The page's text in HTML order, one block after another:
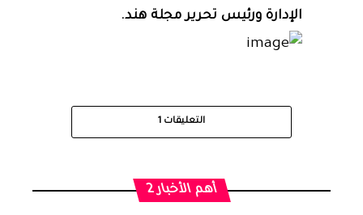
الإدارة ورئيس تحرير مجلة هند.
التعليقات 1
أهم الأخبار 2